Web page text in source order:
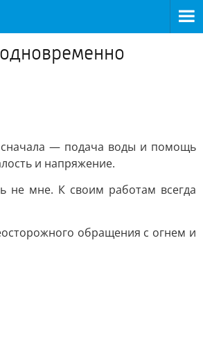
сначала — подача воды и помощь
и напряжение.
не мне. К своим работам всегда
обращения с огнем и